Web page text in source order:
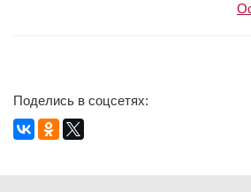
Поделись в соцсетях: